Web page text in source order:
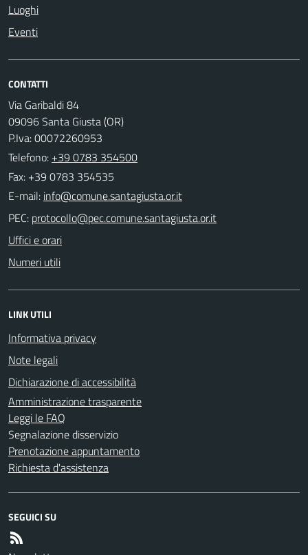
Luoghi
Eventi
CONTATTI
Via Garibaldi 84
09096 Santa Giusta (OR)
P.Iva: 00072260953
Telefono: +39 0783 354500
Fax: +39 0783 354535
E-mail:
PEC:
Uffici e orari
Numeri utili
LINK UTILI
Informativa privacy
Note legali
Dichiarazione di accessibilità
Amministrazione trasparente
Leggi le FAQ
Segnalazione disservizio
Prenotazione appuntamento
Richiesta d'assistenza
SEGUICI SU